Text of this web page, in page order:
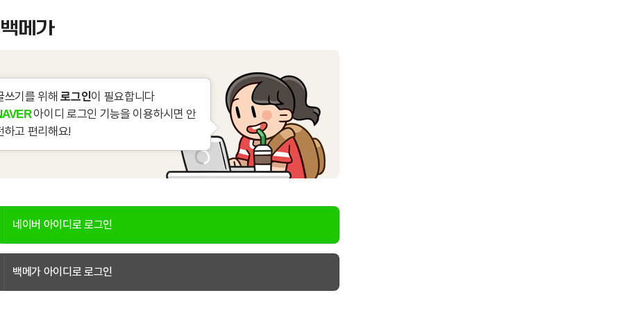
쓰기를 위해로그인이 필요합니다
아이디 로그인 기능을 이용하시면 안
하고 편리해요!
네이버 아이디로 로그인
백메가 아이디로 로그인